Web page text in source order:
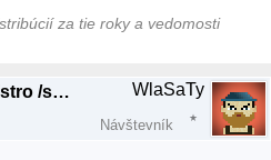
za tie roky a vedomosti
RE: Najmenej náročné distro /starý ntb/ WlaSaTy
Návštevník